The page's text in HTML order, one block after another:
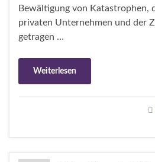
Bewältigung von Katastrophen,
privaten Unternehmen und der
getragen …
Weiterlesen